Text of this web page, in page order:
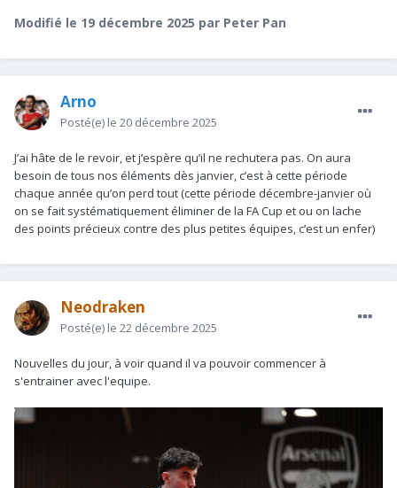
Modifié le 19 décembre 2025 par Peter Pan
Arno
Posté(e) le 20 décembre 2025
J’ai hâte de le revoir, et j’espère qu’il ne rechutera pas. On aura
besoin de tous nos éléments dès janvier, c’est à cette période
chaque année qu’on perd tout (cette période décembre-janvier où
on se fait systématiquement éliminer de la FA Cup et ou on lache
des points précieux contre des plus petites équipes, c’est un enfer)
Neodraken
Posté(e) le 22 décembre 2025
Nouvelles du jour, à voir quand il va pouvoir commencer à
s'entrainer avec l'equipe.